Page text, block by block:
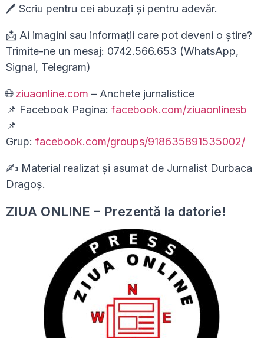
🖊 Scriu pentru cei abuzați și pentru adevăr.
📩 Ai imagini sau informații care pot deveni o știre?
Trimite-ne un mesaj: 0742.566.653 (WhatsApp,
Signal, Telegram)
🌐ziuaonline.com – Anchete jurnalistice
📌 Facebook Pagina: facebook.com/ziuaonlinesb
📌
Grup: facebook.com/groups/918635891535002/
✍ Material realizat și asumat de Jurnalist Durbaca
Dragoș.
ZIUA ONLINE – Prezentă la datorie!